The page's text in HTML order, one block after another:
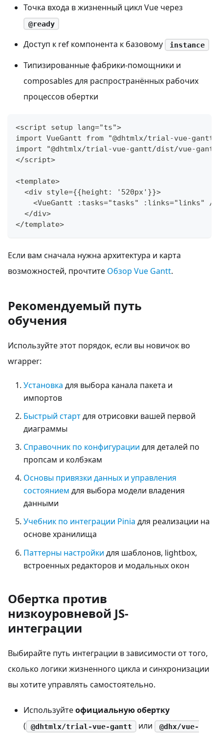
Точка входа в жизненный цикл Vue через
@ready
Доступ к ref компонента к базовому instance
Типизированные фабрики-помощники и
composables для распространённых рабочих
процессов обертки
<script setup lang="ts">
import VueGantt from "@dhtmlx/trial-vue-
import "@dhtmlx/trial-vue-gantt/dist/vue-
</script>
<template>
  <div style={{height: '520px'}}>
    <VueGantt :tasks="tasks" :links="links" />
  </div>
</template>
Если вам сначала нужна архитектура и карта
возможностей, прочтите Обзор Vue Gantt.
Рекомендуемый путь
обучения
Используйте этот порядок, если вы новичок во
wrapper:
Установка для выбора канала пакета и
импортов
Быстрый стартдля отрисовки вашей первой
диаграммы
Справочник по конфигурации для деталей по
пропсам и колбэкам
Основы привязки данных и управления
состоянием для выбора модели владения
данными
Учебник по интеграции Pinia для реализации на
основе хранилища
Паттерны настройки для шаблонов, lightbox,
встроенных редакторов и модальных окон
Обертка против
низкоуровневой JS-
интеграции
Выбирайте путь интеграции в зависимости от того,
сколько логики жизненного цикла и синхронизации
вы хотите управлять самостоятельно.
Используйтеофициальную обертку
(
@dhtmlx/trial-vue-gantt или @dhx/vue-